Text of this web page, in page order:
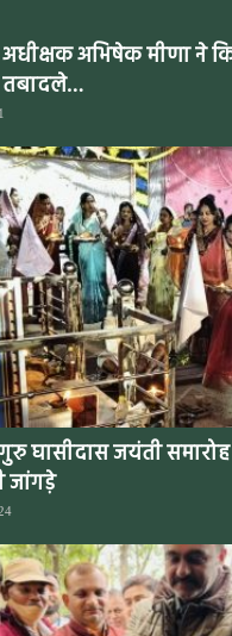
अभिषेक मीणा ने
तबादले…
घासीदास जयंती
जांगड़े